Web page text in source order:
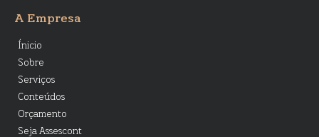
A Empresa
Ínicio
Sobre
Serviços
Conteúdos
Orçamento
Seja Assescont